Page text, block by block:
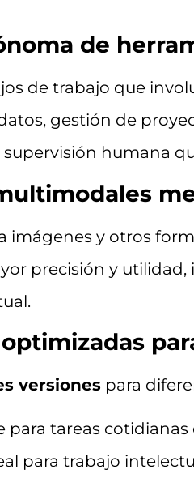
de
de trabajo que
gestión de
humana
imágenes y otros
precisión y
versiones para
para tareas cotidianas
para trabajo